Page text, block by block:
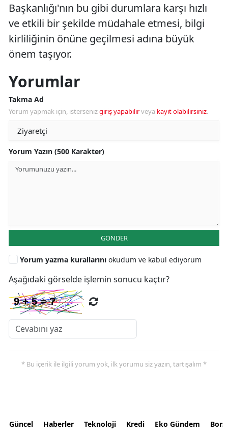
Başkanlığı'nın bu gibi durumlara karşı hızlı
ve etkili bir şekilde müdahale etmesi, bilgi
kirliliğinin önüne geçilmesi adına büyük
önem taşıyor.
Yorumlar
Takma Ad
Yorum yapmak için, istersenizgiriş yapabilirveya kayıt olabilirsiniz.
Yorum Yazın (500 Karakter)
GÖNDER
Yorum yazma kurallarını okudum ve kabul ediyorum
Aşağıdaki görselde işlemin sonucu kaçtır?
* Bu içerik ile ilgili yorum yok, ilk yorumu siz yazın, tartışalım *
Güncel Haberler Teknoloji Kredi Eko Gündem